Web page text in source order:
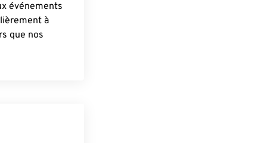
événements
à
que nos